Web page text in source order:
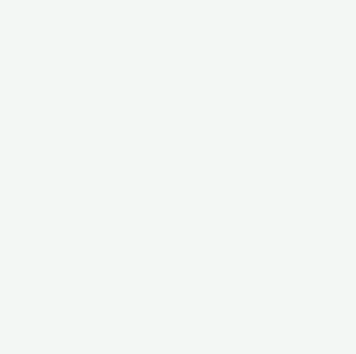
Explorez
pour vos